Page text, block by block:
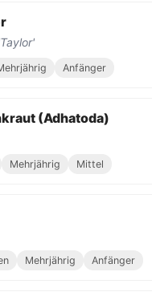
Anfänger
(Adhatoda)
Mehrjährig Mittel
Mehrjährig Anfänger